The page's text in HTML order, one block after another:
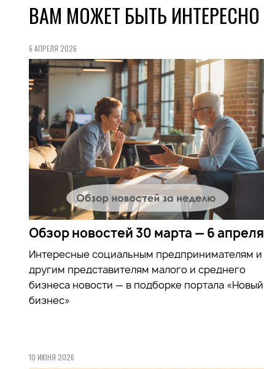
ВАМ МОЖЕТ БЫТЬ ИНТЕРЕСНО
6 АПРЕЛЯ 2026
Обзор новостей 30 марта — 6 апреля
Интересные социальным предпринимателям и
другим представителям малого и среднего
бизнеса новости — в подборке портала «Новый
бизнес»
10 ИЮНЯ 2026